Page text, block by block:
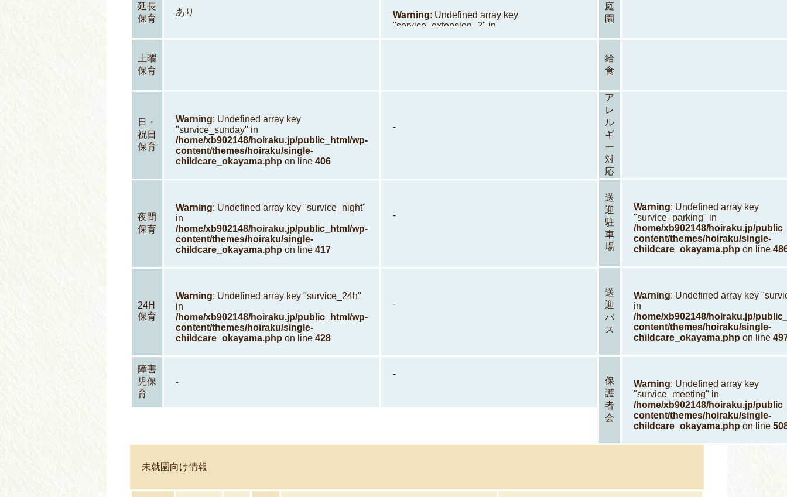
延長
保育
あり Warning: Undefined array key
"service_extension_2" in
/home/xb902148/hoiraku.jp/public_html/wp-
土曜
保育
日・
祝日
保育
Warning: Undefined array key
"survice_sunday" in
/home/xb902148/hoiraku.jp/public_html/wp-
content/themes/hoiraku/single-
childcare_okayama.php on line 406
-
夜間
保育
Warning: Undefined array key "survice_night"
in
/home/xb902148/hoiraku.jp/public_html/wp-
content/themes/hoiraku/single-
childcare_okayama.php on line 417
-
24H
保育
Warning: Undefined array key "survice_24h"
in
/home/xb902148/hoiraku.jp/public_html/wp-
content/themes/hoiraku/single-
childcare_okayama.php on line 428
-
障害
児保
育
-
-
庭
園
給
食
ア
レ
ル
ギ
ー
対
応
送
迎
駐
車
場
Warning: Undefined array key
"survice_parking" in
/home/xb902148/hoiraku.jp/
content/themes/hoiraku/single-
childcare_okayama.php on line
送
迎
バ
ス
Warning: Undefined array key
in
/home/xb902148/hoiraku.jp/
content/themes/hoiraku/single-
childcare_okayama.php on line
保
護
者
会
Warning: Undefined array key
"survice_meeting" in
/home/xb902148/hoiraku.jp/
content/themes/hoiraku/single-
childcare_okayama.php on line
未就園向け情報